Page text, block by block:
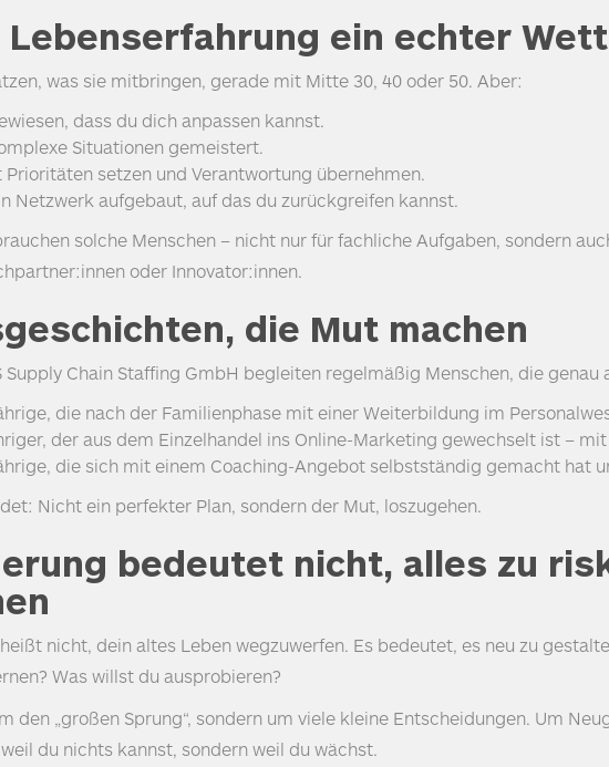
Lebenserfahrung ein echter
was sie mitbringen, gerade mit Mitte 30, 40 oder 50. Aber:
dass du dich anpassen kannst.
Situationen gemeistert.
Prioritäten setzen und Verantwortung übernehmen.
Netzwerk aufgebaut, auf das du zurückgreifen kannst.
solche Menschen – nicht nur für fachliche Aufgaben, sondern
oder Innovator:innen.
die Mut machen
Supply Chain Staffing GmbH begleiten regelmäßig Menschen, die genau
die nach der Familienphase mit einer Weiterbildung im
der aus dem Einzelhandel ins Online-Marketing gewechselt ist –
die sich mit einem Coaching-Angebot selbstständig gemacht hat
Nicht ein perfekter Plan, sondern der Mut, loszugehen.
bedeutet nicht, alles zu
nicht, dein altes Leben wegzuwerfen. Es bedeutet, es neu zu
Was willst du ausprobieren?
den „großen Sprung“, sondern um viele kleine Entscheidungen. Um
du nichts kannst, sondern weil du wächst.